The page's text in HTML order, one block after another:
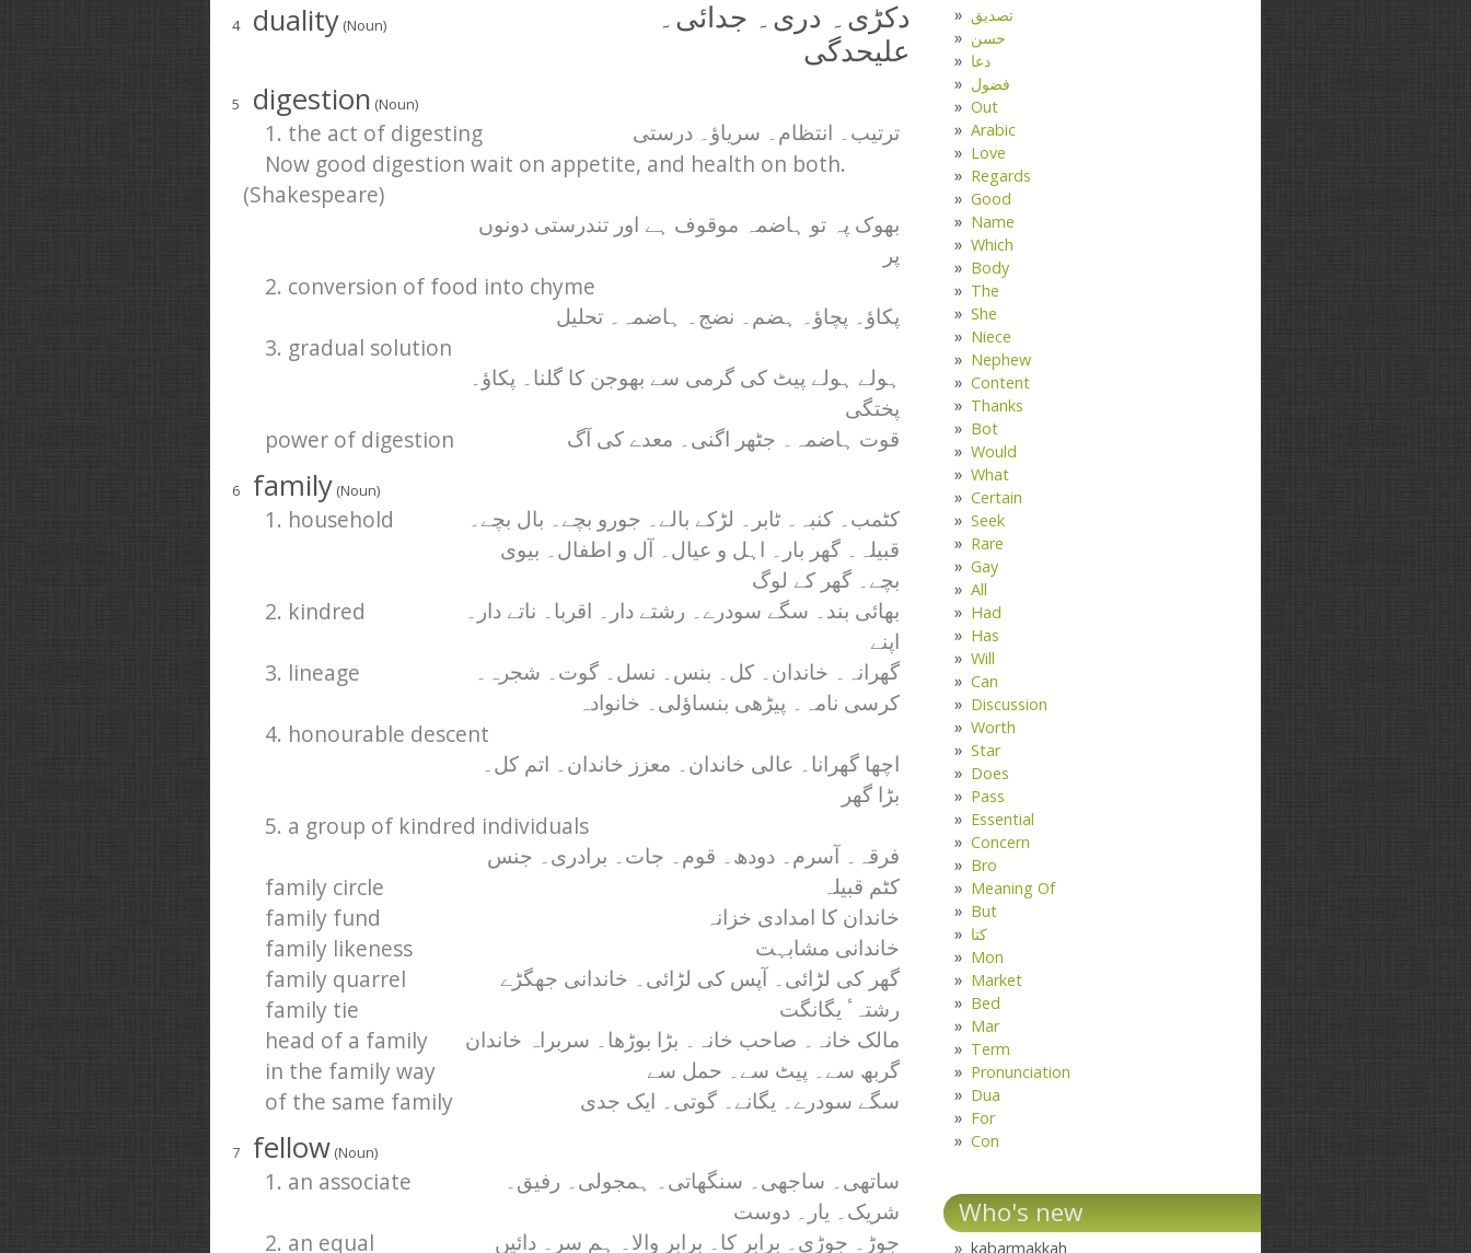
4 duality (Noun)
دکڑی۔ دری۔ جدائی۔
علیحدگی
5 digestion (Noun)
1. the act of digesting ترتیب۔ انتظام۔ سریاؤ۔ درستی
Now good digestion wait on appetite, and health on both.
(Shakespeare)
بھوک پہ تو ہاضمہ موقوف ہے اور تندرستی دونوں
پر
2. conversion of food into chyme
پکاؤ۔ پچاؤ۔ ہضم۔ نضج۔ ہاضمہ۔ تحلیل
3. gradual solution
ہولے ہولے پیٹ کی گرمی سے بھوجن کا گلنا۔ پکاؤ۔
پختگی
power of digestion قوت ہاضمہ۔ جٹھر اگنی۔ معدے کی آگ
6 family (Noun)
1. household
کٹمب۔ کنبہ۔ ٹابر۔ لڑکے بالے۔ جورو بچے۔ بال بچے۔
قبیلہ۔ گھر بار۔ اہل و عیال۔ آل و اطفال۔ بیوی
بچے۔ گھر کے لوگ
2. kindred
بھائی بند۔ سگے سودرے۔ رشتے دار۔ اقربا۔ ناتے دار۔
اپنے
3. lineage
گھرانہ۔ خاندان۔ کل۔ بنس۔ نسل۔ گوت۔ شجرہ۔
کرسی نامہ۔ پیڑھی بنساؤلی۔ خانوادہ
4. honourable descent
اچھا گھرانا۔ عالی خاندان۔ معزز خاندان۔ اتم کل۔
بڑا گھر
5. a group of kindred individuals
فرقہ۔ آسرم۔ دودھ۔ قوم۔ جات۔ برادری۔ جنس
family circle کٹم قبیلہ
family fund خاندان کا امدادی خزانہ
family likeness خاندانی مشابہت
family quarrel گھر کی لڑائی۔ آپس کی لڑائی۔ خاندانی جھگڑے
family tie رشتہٴ یگانگت
head of a family مالک خانہ۔ صاحب خانہ۔ بڑا بوڑھا۔ سربراہ خاندان
in the family way گربھ سے۔ پیٹ سے۔ حمل سے
of the same family سگے سودرے۔ یگانے۔ گوتی۔ ایک جدی
7 fellow (Noun)
1. an associate
ساتھی۔ ساجھی۔ سنگھاتی۔ ہمجولی۔ رفیق۔
شریک۔ یار۔ دوست
2. an equal
جوڑ۔ جوڑی۔ برابر کا۔ برابر والا۔ ہم سر۔ دائیں
تصدیق
حسن
دعا
فضول
Out
Arabic
Love
Regards
Good
Name
Which
Body
The
She
Niece
Nephew
Content
Thanks
Bot
Would
What
Certain
Seek
Rare
Gay
All
Had
Has
Will
Can
Discussion
Worth
Star
Does
Pass
Essential
Concern
Bro
Meaning Of
But
کتا
Mon
Market
Bed
Mar
Term
Pronunciation
Dua
For
Con
Who's new
kabarmakkah